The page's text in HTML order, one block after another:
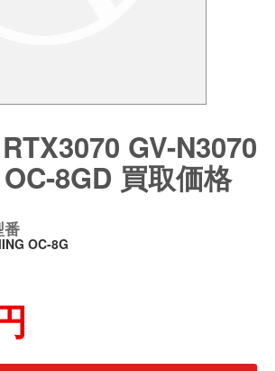
GV-N3070
8GD 買取価格
番
OC-8G